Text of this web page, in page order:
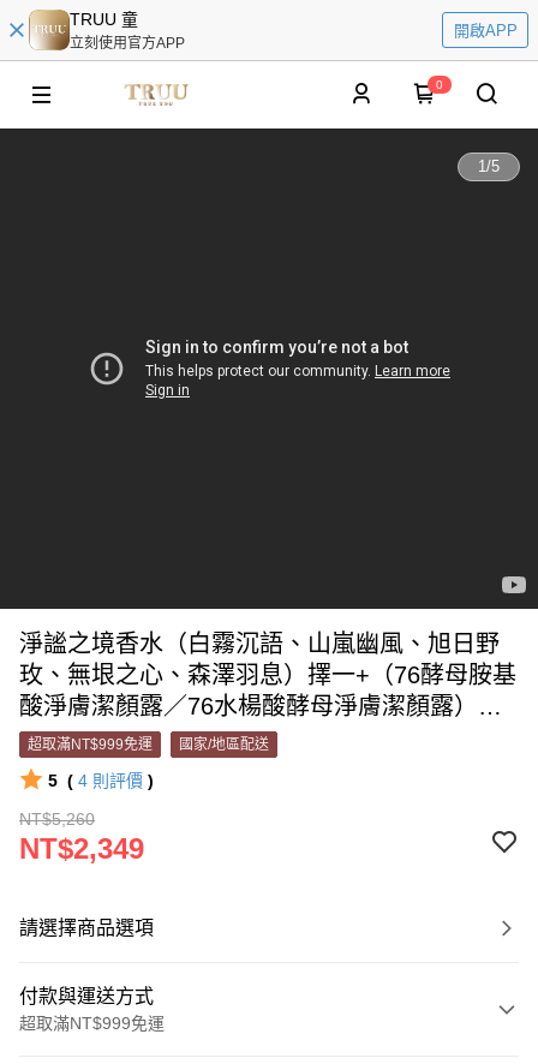
TRUU 童
立刻使用官方APP
開啟APP
0
1/5
淨謐之境香水（白霧沉語、山嵐幽風、旭日野
玫、無垠之心、森澤羽息）擇一+（76酵母胺基
酸淨膚潔顏露／76水楊酸酵母淨膚潔顏露）擇
一
超取滿NT$999免運 國家/地區配送
5 ( 4 則評價 )
NT$5,260
NT$2,349
請選擇商品選項
付款與運送方式
超取滿NT$999免運